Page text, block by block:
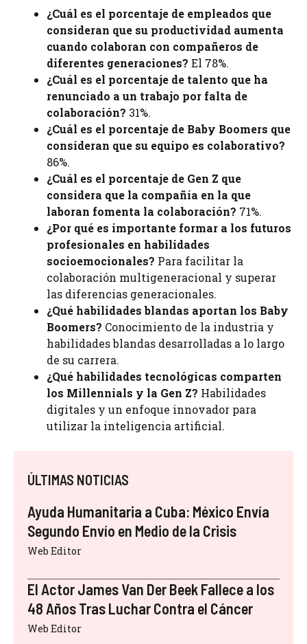
¿Cuál es el porcentaje de empleados que
consideran que su productividad aumenta
cuando colaboran con compañeros de
diferentes generaciones? El 78%.
¿Cuál es el porcentaje de talento que ha
renunciado a un trabajo por falta de
colaboración? 31%.
¿Cuál es el porcentaje de Baby Boomers que
consideran que su equipo es colaborativo?
86%.
¿Cuál es el porcentaje de Gen Z que
considera que la compañía en la que
laboran fomenta la colaboración? 71%.
¿Por qué es importante formar a los futuros
profesionales en habilidades
socioemocionales? Para facilitar la
colaboración multigeneracional y superar
las diferencias generacionales.
¿Qué habilidades blandas aportan los Baby
Boomers? Conocimiento de la industria y
habilidades blandas desarrolladas a lo largo
de su carrera.
¿Qué habilidades tecnológicas comparten
los Millennials y la Gen Z? Habilidades
digitales y un enfoque innovador para
utilizar la inteligencia artificial.
ÚLTIMAS NOTICIAS
Ayuda Humanitaria a Cuba: México Envía
Segundo Envío en Medio de la Crisis
Web Editor
El Actor James Van Der Beek Fallece a los
48 Años Tras Luchar Contra el Cáncer
Web Editor